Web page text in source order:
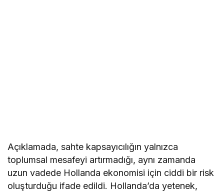
Açıklamada, sahte kapsayıcılığın yalnızca
toplumsal mesafeyi artırmadığı, aynı zamanda
uzun vadede Hollanda ekonomisi için ciddi bir risk
oluşturduğu ifade edildi. Hollanda’da yetenek,